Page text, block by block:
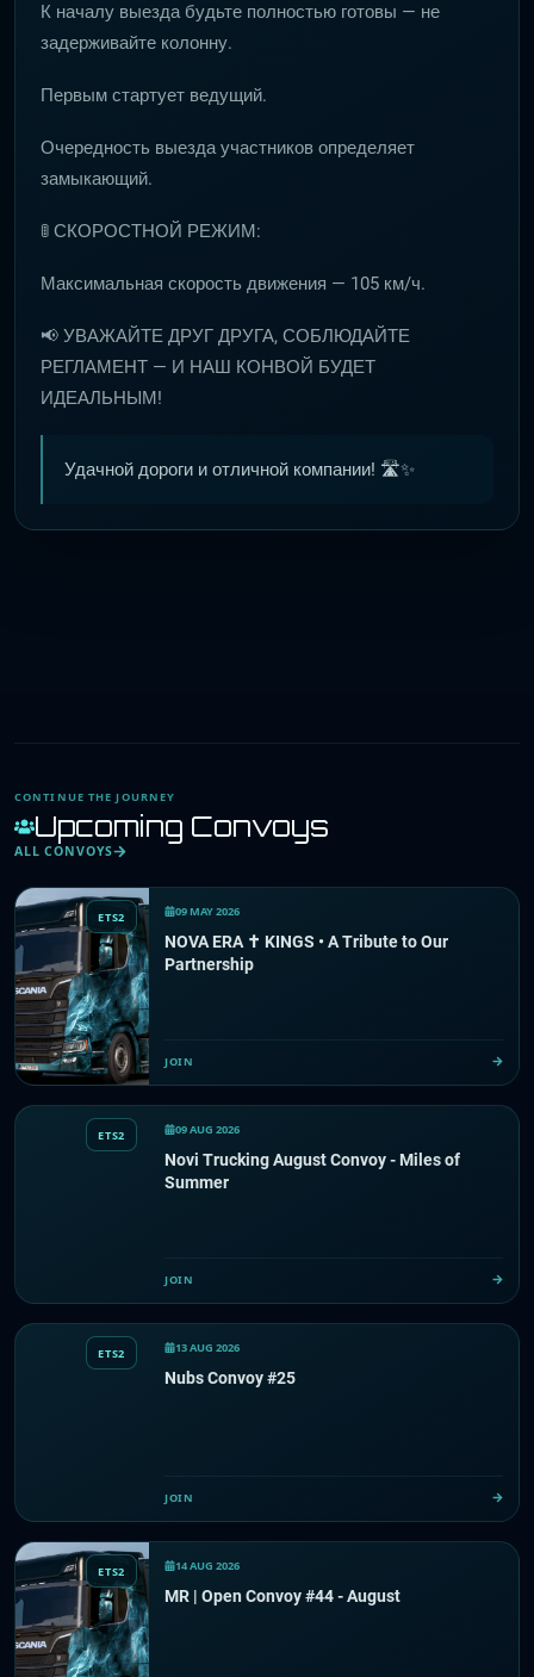
К началу выезда будьте полностью готовы — не
задерживайте колонну.
Первым стартует ведущий.
Очередность выезда участников определяет
замыкающий.
🚦 СКОРОСТНОЙ РЕЖИМ:
Максимальная скорость движения — 105 км/ч.
📢 УВАЖАЙТЕ ДРУГ ДРУГА, СОБЛЮДАЙТЕ
РЕГЛАМЕНТ — И НАШ КОНВОЙ БУДЕТ
ИДЕАЛЬНЫМ!
Удачной дороги и отличной компании! 🛣️✨
CONTINUE THE JOURNEY
Upcoming Convoys
ALL CONVOYS
ETS2 09 MAY 2026
NOVA ERA ✝ KINGS • A Tribute to Our
Partnership
JOIN
ETS2 09 AUG 2026
Novi Trucking August Convoy - Miles of
Summer
JOIN
ETS2 13 AUG 2026
Nubs Convoy #25
JOIN
ETS2 14 AUG 2026
MR | Open Convoy #44 - August